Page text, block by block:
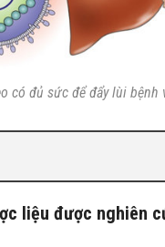
có đủ sức để đẩy lùi bệnh
liệu được nghiên